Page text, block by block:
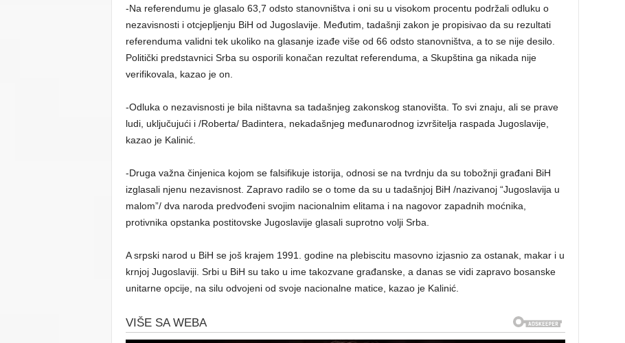
-Na referendumu je glasalo 63,7 odsto stanovništva i oni su u visokom procentu podržali odluku o
nezavisnosti i otcjepljenju BiH od Јugoslavije. Međutim, tadašnji zakon je propisivao da su rezultati
referenduma validni tek ukoliko na glasanje izađe više od 66 odsto stanovništva, a to se nije desilo.
Politički predstavnici Srba su osporili konačan rezultat referenduma, a Skupština ga nikada nije
verifikovala, kazao je on.
-Odluka o nezavisnosti je bila ništavna sa tadašnjeg zakonskog stanovišta. To svi znaju, ali se prave
ludi, uključujući i /Roberta/ Badintera, nekadašnjeg međunarodnog izvršitelja raspada Јugoslavije,
kazao je Kalinić.
-Druga važna činjenica kojom se falsifikuje istorija, odnosi se na tvrdnju da su tobožnji građani BiH
izglasali njenu nezavisnost. Zapravo radilo se o tome da su u tadašnjoj BiH /nazivanoj “Јugoslavija u
malom”/ dva naroda predvođeni svojim nacionalnim elitama i na nagovor zapadnih moćnika,
protivnika opstanka postitovske Јugoslavije glasali suprotno volji Srba.
A srpski narod u BiH se još krajem 1991. godine na plebiscitu masovno izjasnio za ostanak, makar i u
krnjoj Јugoslaviji. Srbi u BiH su tako u ime takozvane građanske, a danas se vidi zapravo bosanske
unitarne opcije, na silu odvojeni od svoje nacionalne matice, kazao je Kalinić.